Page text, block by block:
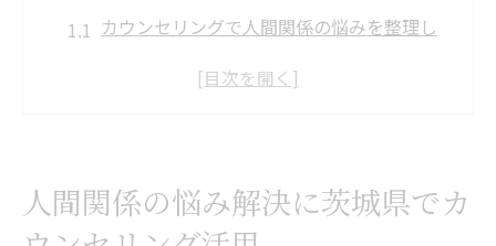
カウンセリングで人間関係の悩みを整理し
グが効果的
カウンセリング活用で職場の対人トラブル
人間関係の悩み解決に茨城県でカ